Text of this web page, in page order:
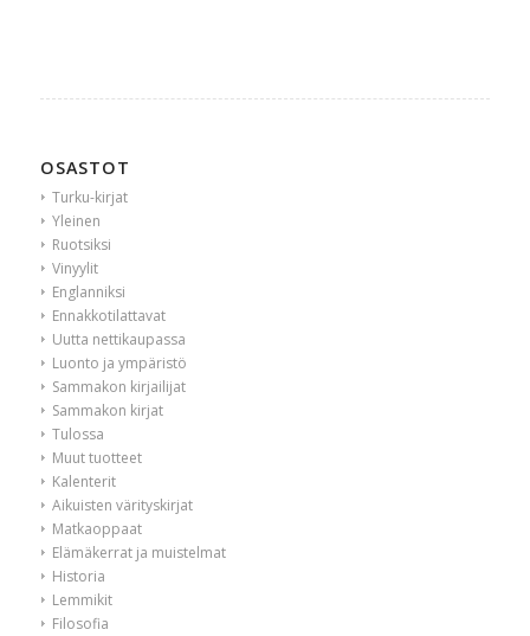
OSASTOT
Turku-kirjat
Yleinen
Ruotsiksi
Vinyylit
Englanniksi
Ennakkotilattavat
Uutta nettikaupassa
Luonto ja ympäristö
Sammakon kirjailijat
Sammakon kirjat
Tulossa
Muut tuotteet
Kalenterit
Aikuisten värityskirjat
Matkaoppaat
Elämäkerrat ja muistelmat
Historia
Lemmikit
Filosofia